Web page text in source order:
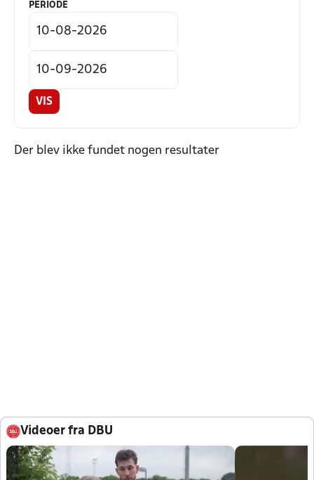
PERIODE
VIS
Der blev ikke fundet nogen resultater
Videoer fra DBU